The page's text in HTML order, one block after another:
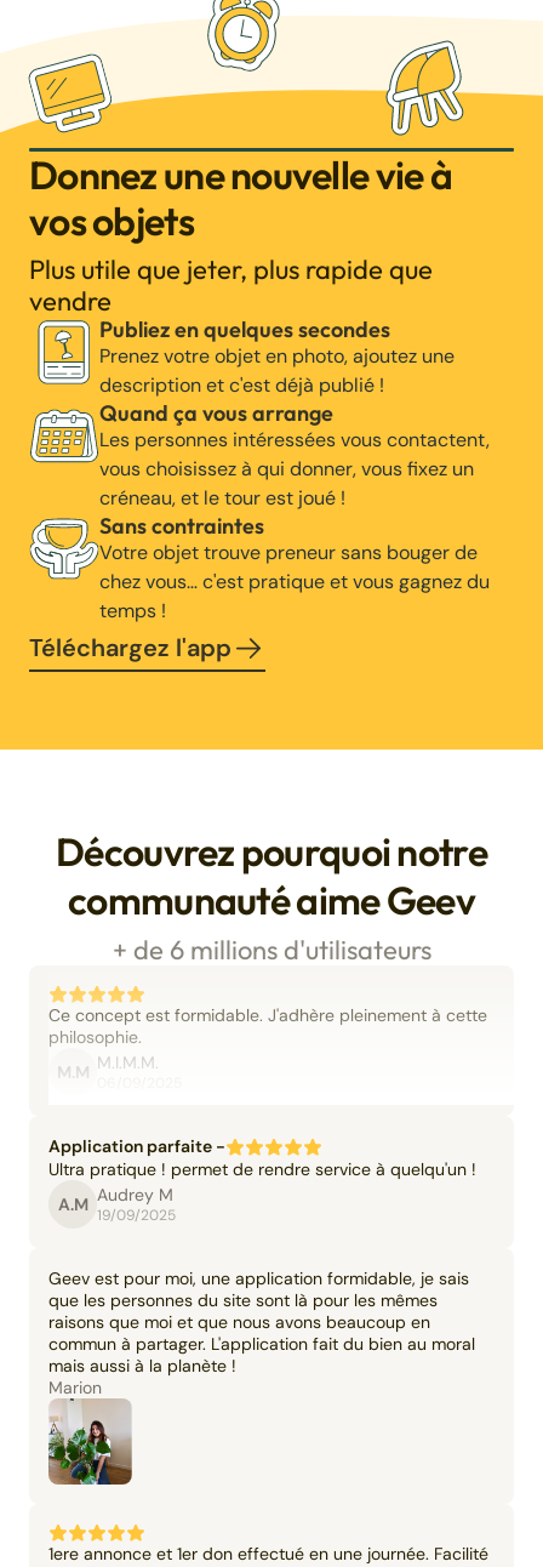
Donnez une nouvelle vie à
vos objets
Plus utile que jeter, plus rapide que
vendre
Publiez en quelques secondes
Prenez votre objet en photo, ajoutez une
description et c'est déjà publié !
Quand ça vous arrange
Les personnes intéressées vous contactent,
vous choisissez à qui donner, vous fixez un
créneau, et le tour est joué !
Sans contraintes
Votre objet trouve preneur sans bouger de
chez vous… c'est pratique et vous gagnez du
temps !
Téléchargez l'app
Découvrez pourquoi notre
communauté aime Geev
+ de 6 millions d'utilisateurs
Ce concept est formidable. J'adhère pleinement à cette
philosophie.
M.M M.I.M.M.
Application parfaite -
Ultra pratique ! permet de rendre service à quelqu'un !
A.M Audrey M
19/09/2025
Geev est pour moi, une application formidable, je sais
que les personnes du site sont là pour les mêmes
raisons que moi et que nous avons beaucoup en
commun à partager. L'application fait du bien au moral
mais aussi à la planète !
Marion
1ere annonce et 1er don effectué en une journée. Facilité